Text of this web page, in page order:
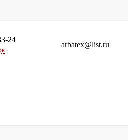
24
arbatex@list.ru